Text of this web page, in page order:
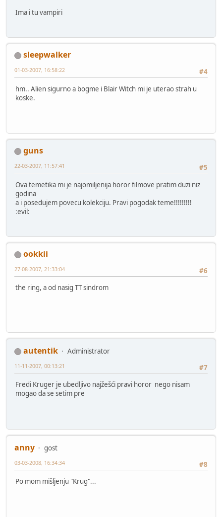
Ima i tu vampiri
sleepwalker
#4
01-03-2007, 16:58:22
hm.. Alien sigurno a bogme i Blair Witch mi je uterao strah u
koske.
guns
#5
22-03-2007, 11:57:41
Ova temetika mi je najomiljenija horor filmove pratim duzi niz
godina
a i posedujem povecu kolekciju. Pravi pogodak teme!!!!!!!!!
:evil:
ookkii
#6
27-08-2007, 21:33:04
the ring, a od nasig TT sindrom
autentik
Administrator
#7
11-11-2007, 00:13:21
Fredi Kruger je ubedljivo najžešći pravi horor nego nisam
mogao da se setim pre
anny
gost
#8
03-03-2008, 16:34:34
Po mom mišljenju "Krug"...